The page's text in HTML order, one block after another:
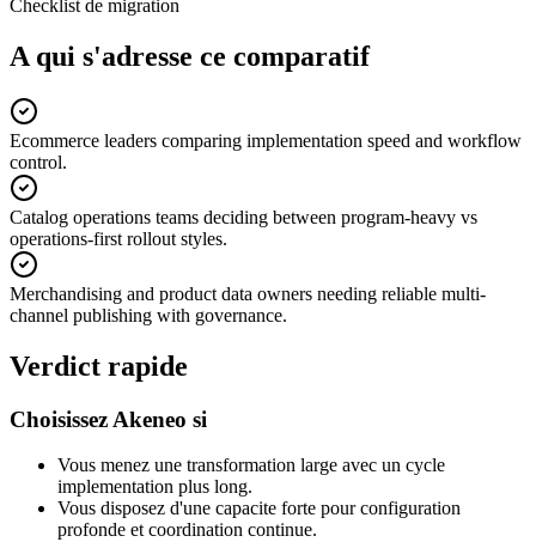
Checklist de migration
A qui s'adresse ce comparatif
Ecommerce leaders comparing implementation speed and workflow
control.
Catalog operations teams deciding between program-heavy vs
operations-first rollout styles.
Merchandising and product data owners needing reliable multi-
channel publishing with governance.
Verdict rapide
Choisissez Akeneo si
Vous menez une transformation large avec un cycle
implementation plus long.
Vous disposez d'une capacite forte pour configuration
profonde et coordination continue.